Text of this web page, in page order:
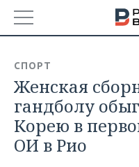
БАШКОРТОСТАН
ТАТАРСТАН
УДМУРТИЯ
НОВОСТИ
АНАЛИТИКА
НОВОСТИ АНАЛИТИКИ
ЭКОНОМИКА
СПОРТ
Женская
гандболу
Корею в
ОИ в Рио